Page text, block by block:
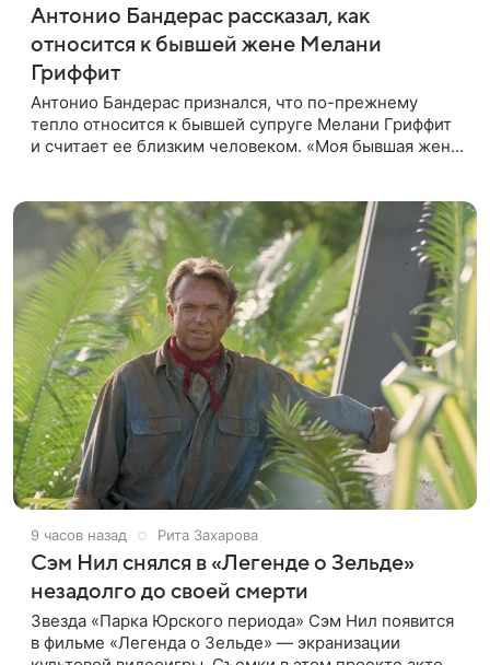
Антонио Бандерас рассказал, как
относится к бывшей жене Мелани
Гриффит
Антонио Бандерас признался, что по-прежнему
тепло относится к бывшей супруге Мелани Гриффит
и считает ее близким человеком. «Моя бывшая жена
9 часов назад Рита Захарова
Сэм Нил снялся в «Легенде о Зельде»
незадолго до своей смерти
Звезда «Парка Юрского периода» Сэм Нил появится
в фильме «Легенда о Зельде» — экранизации